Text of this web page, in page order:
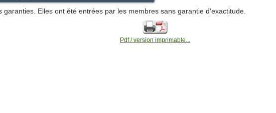
garanties. Elles ont été entrées par les membres sans garantie d'exactitude.
Pdf / version imprimable...